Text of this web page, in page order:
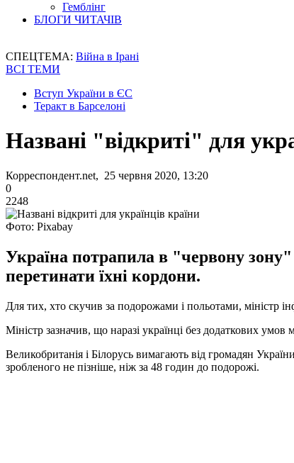
Гемблінг
БЛОГИ ЧИТАЧІВ
СПЕЦТЕМА: Війна в Ірані
ВСІ ТЕМИ
Вступ України в ЄС
Теракт в Барселоні
Названі "відкриті" для
Корреспондент.net, 25 червня 2020, 13:20
0
2248
Фото: Pixabay
Україна потрапила в "червону
перетинати їхні кордони.
Для тих, хто скучив за подорожами і польотами, міністр
Міністр зазначив, що наразі українці без додаткових
Великобританія і Білорусь вимагають від громадян
зробленого не пізніше, ніж за 48 годин до подорожі.